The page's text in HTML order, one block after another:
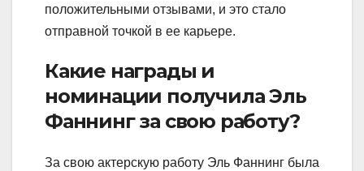
положительными отзывами, и это стало
отправной точкой в ее карьере.
Какие награды и
номинации получила Эль
Фаннинг за свою работу?
За свою актерскую работу Эль Фаннинг была